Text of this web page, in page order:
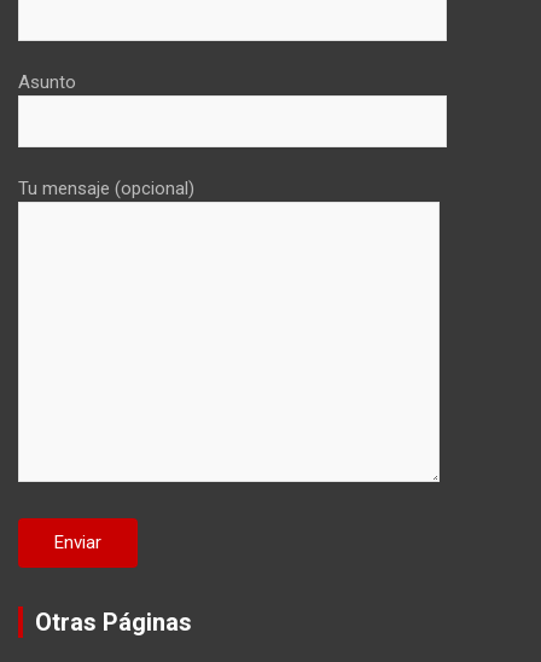
Asunto
Tu mensaje (opcional)
Otras Páginas